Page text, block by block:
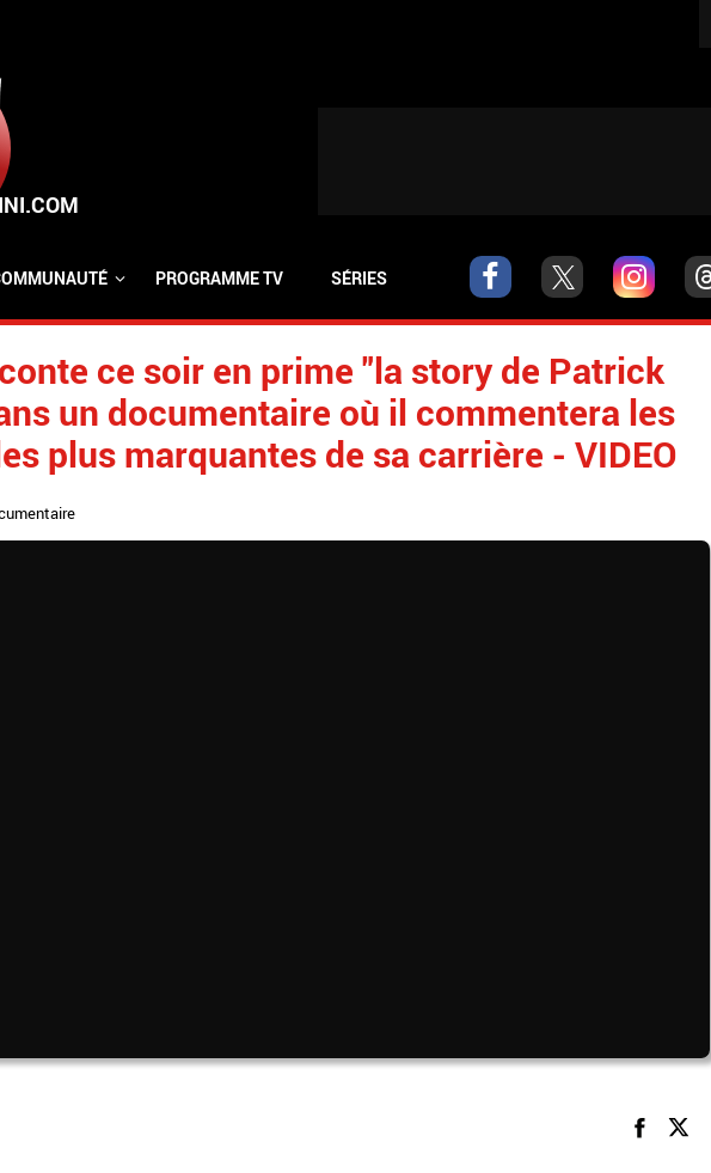
PROGRAMME TV SÉRIES
ce soir en prime "la story de Patrick
un documentaire où il commentera les
plus marquantes de sa carrière - VIDEO